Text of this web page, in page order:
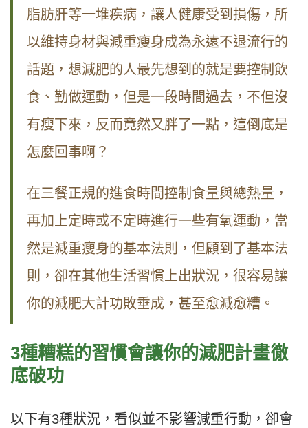
脂肪肝等一堆疾病，讓人健康受到損傷，所
以維持身材與減重瘦身成為永遠不退流行的
話題，想減肥的人最先想到的就是要控制飲
食、勤做運動，但是一段時間過去，不但沒
有瘦下來，反而竟然又胖了一點，這倒底是
怎麼回事啊？
在三餐正規的進食時間控制食量與總熱量，
再加上定時或不定時進行一些有氧運動，當
然是減重瘦身的基本法則，但顧到了基本法
則，卻在其他生活習慣上出狀況，很容易讓
你的減肥大計功敗垂成，甚至愈減愈糟。
3種糟糕的習慣會讓你的減肥計畫徹
底破功
以下有3種狀況，看似並不影響減重行動，卻會